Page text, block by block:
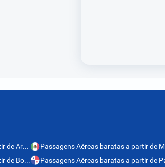
Passagens Aéreas baratas a partir de Argentina
Passagens Aéreas baratas a partir de Bolívia